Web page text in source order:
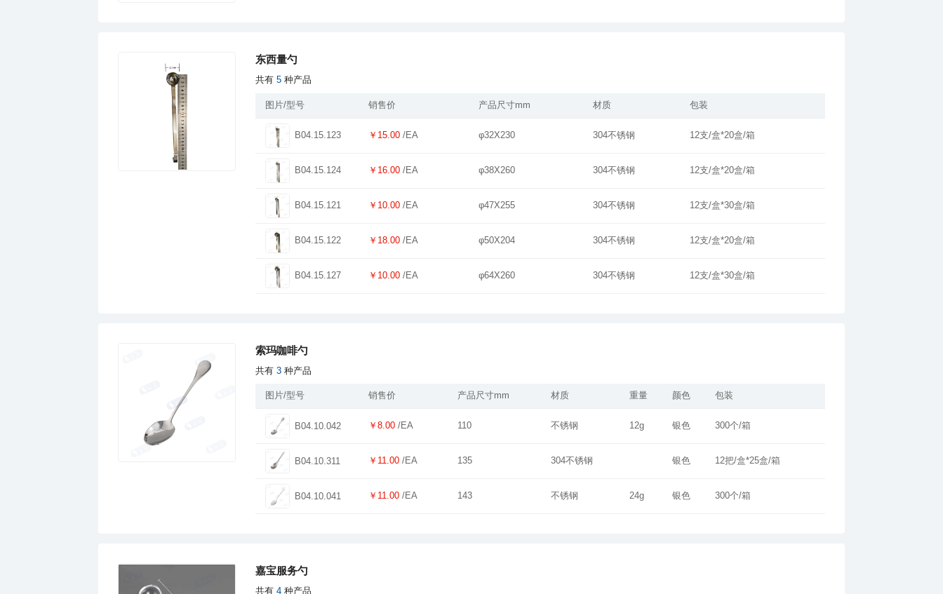
东西量勺
共有 5 种产品
图片/型号 销售价 产品尺寸mm 材质 包装
B04.15.123 ￥15.00 /EA φ32X230 304不锈钢 12支/盒*20盒/箱
B04.15.124 ￥16.00 /EA φ38X260 304不锈钢 12支/盒*20盒/箱
B04.15.121 ￥10.00 /EA φ47X255 304不锈钢 12支/盒*30盒/箱
B04.15.122 ￥18.00 /EA φ50X204 304不锈钢 12支/盒*20盒/箱
B04.15.127 ￥10.00 /EA φ64X260 304不锈钢 12支/盒*30盒/箱
索玛咖啡勺
共有 3 种产品
图片/型号 销售价 产品尺寸mm 材质 重量 颜色 包装
B04.10.042 ￥8.00 /EA 110 不锈钢 12g 银色 300个/箱
B04.10.311 ￥11.00 /EA 135 304不锈钢 银色 12把/盒*25盒/箱
B04.10.041 ￥11.00 /EA 143 不锈钢 24g 银色 300个/箱
嘉宝服务勺
共有 4 种产品